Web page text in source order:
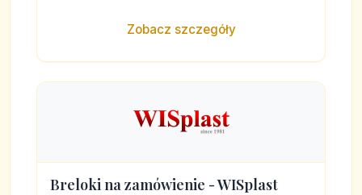
Zobacz szczegóły
Breloki na zamówienie - WISplast